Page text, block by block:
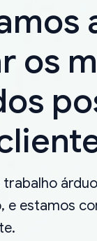
os
e estamos